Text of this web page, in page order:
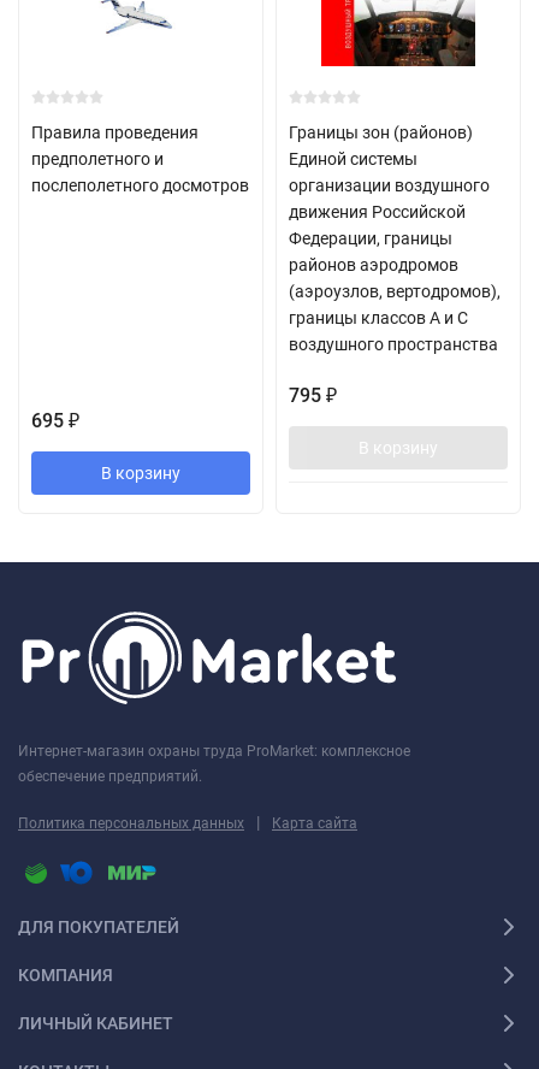
Правила проведения
предполетного и
послеполетного досмотров
695 ₽
В корзину
Границы зон (районов)
Единой системы
организации воздушного
движения Российской
Федерации, границы
районов аэродромов
(аэроузлов, вертодромов),
границы классов A и C
воздушного пространства
795 ₽
В корзину
Интернет-магазин охраны труда ProMarket: комплексное
обеспечение предприятий.
Политика персональных данных | Карта сайта
ДЛЯ ПОКУПАТЕЛЕЙ
КОМПАНИЯ
ЛИЧНЫЙ КАБИНЕТ